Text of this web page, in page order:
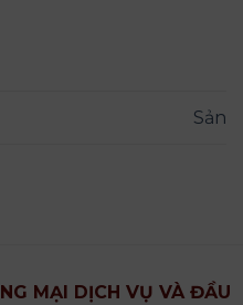
Sản
MẠI DỊCH VỤ VÀ ĐẦU